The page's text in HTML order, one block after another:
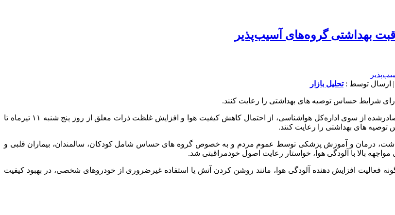
بهداشتی گروه‌های آسیب‌پذیر
| ارسال توسط :تحلیل بازار
شرایط حساس توصیه های بهداشتی را رعایت کنند.
به گزارش بازار، مدیرکل حفاظت محیط‌ زیست استان تهران با اشاره به هشدار صادرشده از سوی اداره‌کل هواشناسی، از احتمال کاهش کیفیت هوا و افزایش غلظت ذرات معلق از روز پنج شنبه ۱۱ تیرماه تا
درمان و آموزش پزشکی توسط عموم مردم و به‌ خصوص گروه‌ های حساس شامل کودکان، سالمندان، بیماران قلبی و
بالا با آلودگی هوا، خواستار رعایت اصول خودمراقبتی شد.
فعالیت افزایش‌ دهنده آلودگی هوا، مانند روشن‌ کردن آتش یا استفاده غیرضروری از خودروهای شخصی، در بهبود کیفیت